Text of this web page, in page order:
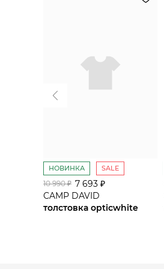
НОВИНКА SALE
10 990 ₽ 7 693 ₽
CAMP DAVID
толстовка opticwhite